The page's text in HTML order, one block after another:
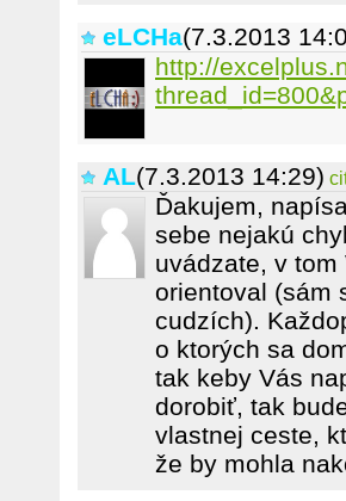
eLCHa(7.3.2013
http://
AL(7.3.2013 14:29)
Ďakujem,
sebe nejakú
uvádzate, v
orientoval (sám
cudzích).
o ktorých sa
tak keby Vás
dorobiť, tak
vlastnej ceste,
že by mohla